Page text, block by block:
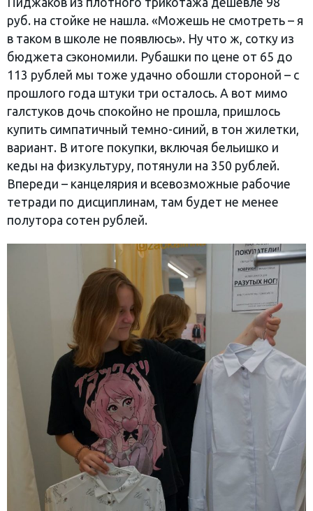
руб. на стойке не нашла. «Можешь не смотреть – я
в таком в школе не появлюсь». Ну что ж, сотку из
бюджета сэкономили. Рубашки по цене от 65 до
113 рублей мы тоже удачно обошли стороной – с
прошлого года штуки три осталось. А вот мимо
галстуков дочь спокойно не прошла, пришлось
купить симпатичный темно-синий, в тон жилетки,
вариант. В итоге покупки, включая бельишко и
кеды на физкультуру, потянули на 350 рублей.
Впереди – канцелярия и всевозможные рабочие
тетради по дисциплинам, там будет не менее
полутора сотен рублей.